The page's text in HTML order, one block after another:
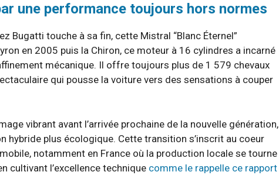
une performance toujours hors normes
Bugatti touche à sa fin, cette Mistral “Blanc Éternel”
en 2005 puis la Chiron, ce moteur à 16 cylindres a incarné
mécanique. Il offre toujours plus de 1 579 chevaux
qui pousse la voiture vers des sensations à couper
vibrant avant l’arrivée prochaine de la nouvelle génération,
hybride plus écologique. Cette transition s’inscrit au coeur
notamment en France où la production locale se tourne
cultivant l’excellence technique comme le rappelle ce rapport